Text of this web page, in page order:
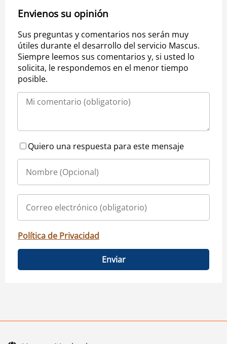
Envienos su opinión
Sus preguntas y comentarios nos serán muy
útiles durante el desarrollo del servicio Mascus.
Siempre leemos sus comentarios y, si usted lo
solicita, le respondemos en el menor tiempo
posible.
Quiero una respuesta para este mensaje
Política de Privacidad
Enviar